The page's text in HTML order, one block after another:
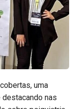
uma
nas